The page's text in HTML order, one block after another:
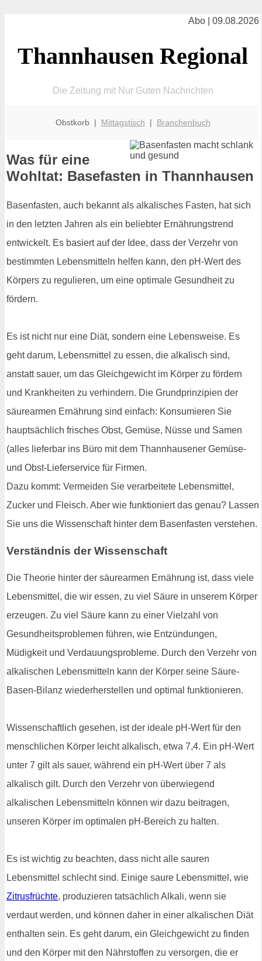
Abo | 09.08.2026
Thannhausen Regional
Die Zeitung mit Nur Guten Nachrichten
Obstkorb | Mittagstisch | Branchenbuch
Was für eine
Wohltat: Basefasten in Thannhausen
Basenfasten, auch bekannt als alkalisches Fasten, hat sich
in den letzten Jahren als ein beliebter Ernährungstrend
entwickelt. Es basiert auf der Idee, dass der Verzehr von
bestimmten Lebensmitteln helfen kann, den pH-Wert des
Körpers zu regulieren, um eine optimale Gesundheit zu
fördern.
Es ist nicht nur eine Diät, sondern eine Lebensweise. Es
geht darum, Lebensmittel zu essen, die alkalisch sind,
anstatt sauer, um das Gleichgewicht im Körper zu fördern
und Krankheiten zu verhindern. Die Grundprinzipien der
säurearmen Ernährung sind einfach: Konsumieren Sie
hauptsächlich frisches Obst, Gemüse, Nüsse und Samen
(alles lieferbar ins Büro mit dem Thannhausener Gemüse-
und Obst-Lieferservice für Firmen.
Dazu kommt: Vermeiden Sie verarbeitete Lebensmittel,
Zucker und Fleisch. Aber wie funktioniert das genau? Lassen
Sie uns die Wissenschaft hinter dem Basenfasten verstehen.
Verständnis der Wissenschaft
Die Theorie hinter der säurearmen Ernährung ist, dass viele
Lebensmittel, die wir essen, zu viel Säure in unserem Körper
erzeugen. Zu viel Säure kann zu einer Vielzahl von
Gesundheitsproblemen führen, wie Entzündungen,
Müdigkeit und Verdauungsprobleme. Durch den Verzehr von
alkalischen Lebensmitteln kann der Körper seine Säure-
Basen-Bilanz wiederherstellen und optimal funktionieren.
Wissenschaftlich gesehen, ist der ideale pH-Wert für den
menschlichen Körper leicht alkalisch, etwa 7,4. Ein pH-Wert
unter 7 gilt als sauer, während ein pH-Wert über 7 als
alkalisch gilt. Durch den Verzehr von überwiegend
alkalischen Lebensmitteln können wir dazu beitragen,
unseren Körper im optimalen pH-Bereich zu halten.
Es ist wichtig zu beachten, dass nicht alle sauren
Lebensmittel schlecht sind. Einige saure Lebensmittel, wie
Zitrusfrüchte, produzieren tatsächlich Alkali, wenn sie
verdaut werden, und können daher in einer alkalischen Diät
enthalten sein. Es geht darum, ein Gleichgewicht zu finden
und den Körper mit den Nährstoffen zu versorgen, die er